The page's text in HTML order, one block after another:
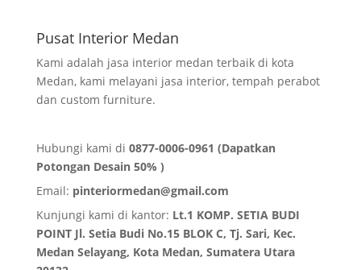
Pusat Interior Medan
Kami adalah jasa interior medan terbaik di kota
Medan, kami melayani jasa interior, tempah perabot
dan custom furniture.
Hubungi kami di 0877-0006-0961 (Dapatkan
Potongan Desain 50% )
Email: pinteriormedan@gmail.com
Kunjungi kami di kantor: Lt.1 KOMP. SETIA BUDI
POINT Jl. Setia Budi No.15 BLOK C, Tj. Sari, Kec.
Medan Selayang, Kota Medan, Sumatera Utara